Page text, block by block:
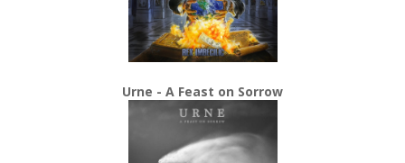
Urne - A Feast on Sorrow